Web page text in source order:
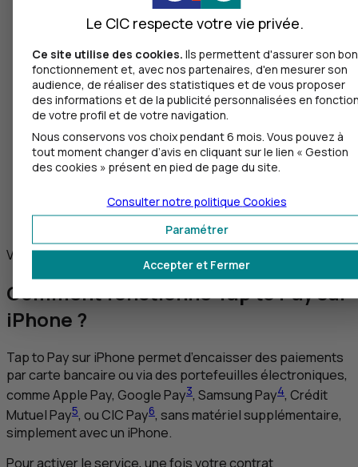
Tap to Paysur iPhone intègre les options
d’accessibilité pour permettre aux personnes ayant
besoin d’une assistance visuelle ou autre de saisir
leur code de carte bancaire de manière sécurisée.
Des indications sonores les aident à tracer leur code
sur l’écran ou à toucher ce dernier pour indiquer
deux fois pour le chiffre 2, etc. Pour valider, il suffit
ensuite de balayer vers la droite avec deux doigts.
Vos questions, nos réponses
Comment fonctionneTap to Paysur
iPhone ?
Tap to Paysur iPhone permet d’encaisser des paiements
par carte bancaire ou via des portefeuilles électroniques,
comme Apple Pay, Google Pay3, Samsung Pay4, Crédit
Mutuel Pay5, ouCICPay6, sans matériel supplémentaire,
simplement avec un iPhone.
Pour activer le service, une fois votre contrat
Le CIC respecte votre vie privée.
Ce site utilise des cookies. Ils permettent d'assurer son bon
fonctionnement et, avec nos partenaires, d'en mesurer son
audience, de réaliser des statistiques et de vous proposer
des informations et de la publicité personnalisées en
de votre profil et de votre navigation.
Nous conservons vos choix pendant 6 mois. Vous pouvez à
tout moment changer d’avis en cliquant sur le lien « Gestion
des cookies » présent en pied de page du site.
Accepter et Fermer
Paramétrer
Consulter notre politique Cookies